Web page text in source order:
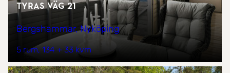
Tyras väg 21
Bergshammar, Nyköping
5 rum 134 + 33 kvm